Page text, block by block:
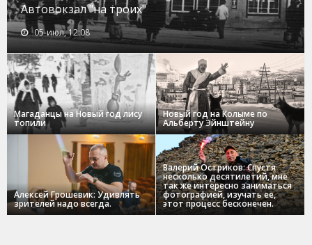
Автовокзал "на троих"
05-июл, 12:08
Магаданцы на Новый год лису
топили
Новый год на Колыме по
Альберту Эйнштейну
Алексей Грошевик: Удивлять
зрителей надо всегда.
Валерий Остриков: Спустя
несколько десятилетий, мне
так же интересно заниматься
фотографией, изучать ее,
этот процесс бесконечен.